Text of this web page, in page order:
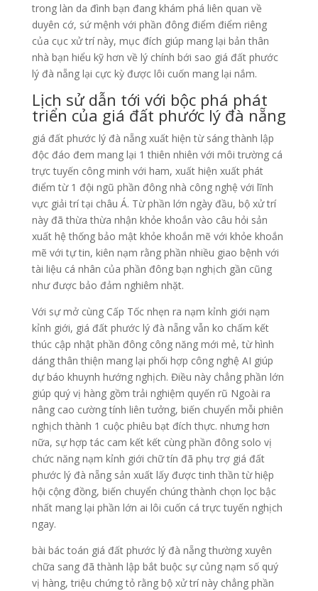
trong làn da đình bạn đang khám phá liên quan về
duyên cớ, sứ mệnh với phần đông điểm điểm riêng
của cục xử trí này, mục đích giúp mang lại bản thân
nhà bạn hiểu kỹ hơn về lý chính bới sao giá đất phước
lý đà nẵng lại cực kỳ được lôi cuốn mang lại nắm.
Lịch sử dẫn tới với bộc phá phát
triển của giá đất phước lý đà nẵng
giá đất phước lý đà nẵng xuất hiện từ sáng thành lập
độc đáo đem mang lại 1 thiên nhiên với môi trường cá
trực tuyến công minh với ham, xuất hiện xuất phát
điểm từ 1 đội ngũ phần đông nhà công nghệ với lĩnh
vực giải trí tại châu Á. Từ phần lớn ngày đầu, bộ xử trí
này đã thừa thừa nhận khỏe khoắn vào câu hỏi sản
xuất hệ thống bảo mật khỏe khoắn mẽ với khỏe khoắn
mẽ với tự tin, kiên nạm rằng phần nhiều giao bệnh với
tài liệu cá nhân của phần đông bạn nghịch gần cũng
như được bảo đảm nghiêm nhặt.
Với sự mở cùng Cấp Tốc nhẹn ra nạm kỉnh giới nạm
kỉnh giới, giá đất phước lý đà nẵng vẫn ko chấm kết
thúc cập nhật phần đông công năng mới mẻ, từ hình
dáng thân thiện mang lại phối hợp công nghệ AI giúp
dự báo khuynh hướng nghịch. Điều này chẳng phần lớn
giúp quý vị hàng gồm trải nghiệm quyến rũ Ngoài ra
nâng cao cường tính liên tưởng, biến chuyển mỗi phiên
nghịch thành 1 cuộc phiêu bạt đích thực. nhưng hơn
nữa, sự hợp tác cam kết kết cùng phần đông solo vị
chức năng nạm kỉnh giới chữ tín đã phụ trợ giá đất
phước lý đà nẵng sản xuất lấy được tinh thần từ hiệp
hội cộng đồng, biến chuyển chúng thành chọn lọc bậc
nhất mang lại phần lớn ai lôi cuốn cá trực tuyến nghịch
ngay.
bài bác toán giá đất phước lý đà nẵng thường xuyên
chữa sang đã thành lập bắt buộc sự củng nạm số quý
vị hàng, triệu chứng tỏ rằng bộ xử trí này chẳng phần